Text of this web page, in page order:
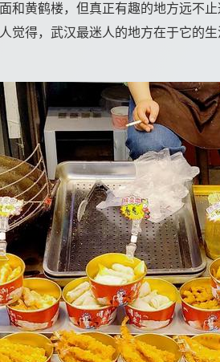
和黄鹤楼，但真正有趣的地方远不
觉得，武汉最迷人的地方在于它